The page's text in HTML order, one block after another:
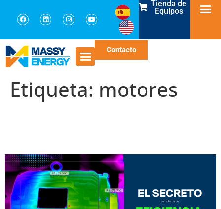
Tienda de
Equipos
Contacto
Etiqueta: motores